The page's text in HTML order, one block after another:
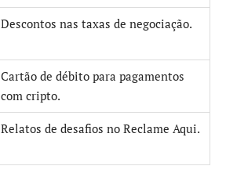
Descontos nas taxas de negociação.
Cartão de débito para pagamentos
com cripto.
Relatos de desafios no Reclame Aqui.